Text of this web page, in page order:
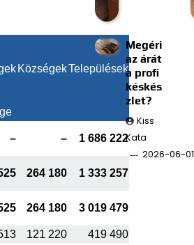
KözségekTelepülések
– – 1 686 222
264 180 1 333 257
264 180 3 019 479
121 220
419 490
Megéri
az árát
a profi
késkés
zlet?
Kiss
Kata
2026-06-01